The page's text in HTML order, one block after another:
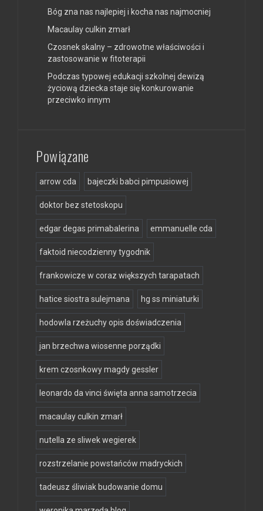
Bóg zna nas najlepiej i kocha nas najmocniej
Macaulay culkin zmarł
Czosnek skalny – zdrowotne właściwości i
zastosowanie w fitoterapii
Podczas typowej edukacji szkolnej dewizą
życiową dziecka staje się konkurowanie
przeciwko innym
Powiązane
arrow cda bajeczki babci pimpusiowej
doktor bez stetoskopu
edgar degas primabalerina emmanuelle cda
faktoid niecodzienny tygodnik
frankowicze w coraz większych tarapatach
hatice siostra sulejmana hg ss miniaturki
hodowla rzeżuchy opis doświadczenia
jan brzechwa wiosenne porządki
krem czosnkowy magdy gessler
leonardo da vinci święta anna samotrzecia
macaulay culkin zmarł
nutella ze sliwek wegierek
rozstrzelanie powstańców madryckich
tadeusz śliwiak budowanie domu